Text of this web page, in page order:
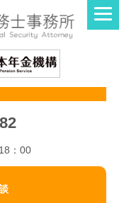
：00